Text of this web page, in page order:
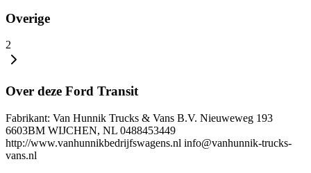
Overige
2
Over deze Ford Transit
Fabrikant: Van Hunnik Trucks & Vans B.V. Nieuweweg 193
6603BM WIJCHEN, NL 0488453449
http://www.vanhunnikbedrijfswagens.nl info@vanhunnik-trucks-
vans.nl